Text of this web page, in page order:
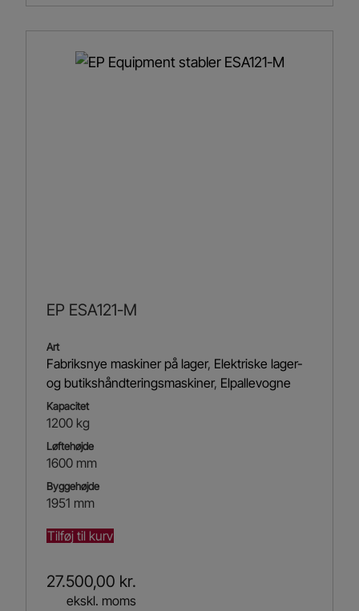
EP ESA121-M
Art
Fabriksnye maskiner på lager, Elektriske lager-
og butikshåndteringsmaskiner, Elpallevogne
Kapacitet
1200 kg
Løftehøjde
1600 mm
Byggehøjde
1951 mm
Tilføj til kurv
27.500,00 kr.
ekskl. moms